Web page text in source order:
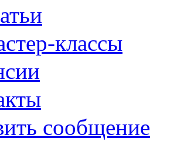
классы
сообщение